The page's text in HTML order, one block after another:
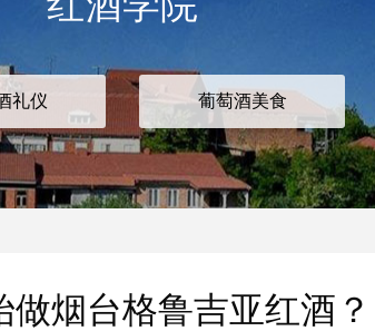
礼仪 葡萄酒美食
做烟台格鲁吉亚红酒？